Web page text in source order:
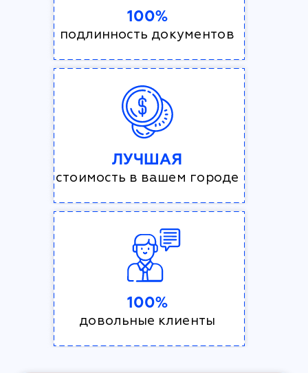
100%
подлинность документов
ЛУЧШАЯ
стоимость в вашем городе
100%
довольные клиенты